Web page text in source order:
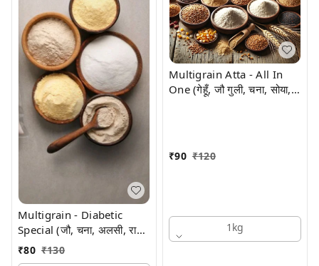
Multigrain - Diabetic
Special (जौ, चना, अलसी, रागी
व ज्वार)
₹80 ₹130
Multigrain Atta - All In
One (गेहूँ, जौ गुली, चना, सोया,
₹90 ₹120
1kg